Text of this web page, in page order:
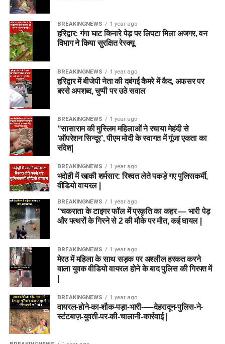
BREAKINGNEWS 1 year ago
हरिद्वार: गंगा घाट किनारे पेड़ पर लिपटा मिला अजगर, वन
विभाग ने किया सुरक्षित रेस्क्यू
BREAKINGNEWS 1 year ago
हरिद्वार में बीजेपी नेता की दबंगई कैमरे में कैद, अफसर पर
बरसे अपशब्द, चुप्पी पर उठे सवाल
BREAKINGNEWS 1 year ago
“सासाराम की मुस्लिम महिलाओं ने रचाया मेहंदी से
‘ऑपरेशन सिन्दूर’, पीएम मोदी के स्वागत में गूंजा एकता का
संदेश|
BREAKINGNEWS 1 year ago
भदोही में खाकी शर्मसार: रिश्वत लेते पकड़े गए पुलिसकर्मी,
वीडियो वायरल |
BREAKINGNEWS 1 year ago
“चकराता के टाइगर फॉल में प्रकृति का कहर — भारी पेड़
और पत्थरों के गिरने से 2 की मौके पर मौत, कई घायल |
BREAKINGNEWS 1 year ago
मेरठ में महिला के साथ सड़क पर अश्लील हरकत करने
वाला युवक वीडियो वायरल होने के बाद पुलिस की गिरफ्त में
BREAKINGNEWS 1 year ago
वायरल-होने-का-शौक-पड़ा-भारी-—-देहरादून-पुलिस-ने-
स्टंटबाज़-युवती-पर-की-चालानी-कार्रवाई |